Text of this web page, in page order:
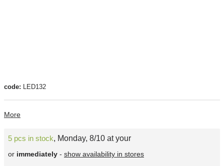
code: LED132
More
5 pcs in stock, Monday, 8/10 at your
or immediately - show availability in stores